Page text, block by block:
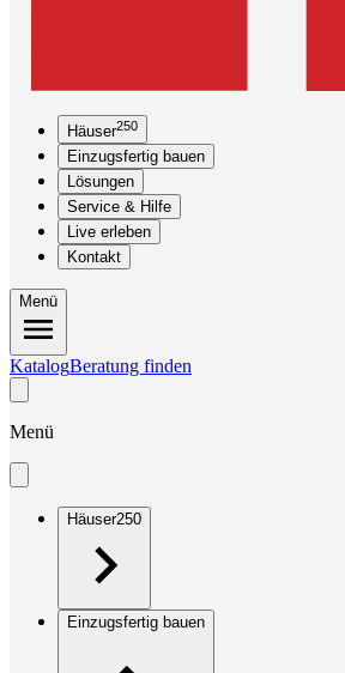
Häuser250
Einzugsfertig bauen
Lösungen
Service & Hilfe
Live erleben
Kontakt
Menü
KatalogBeratung finden
Menü
Häuser250
Einzugsfertig bauen